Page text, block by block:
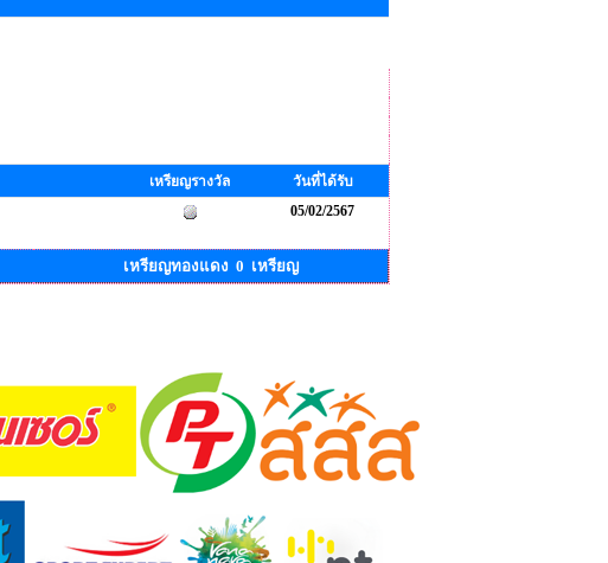
เหรียญรางวัล
วันที่ได้รับ
05/02/2567
เหรียญทองแดง 0 เหรียญ